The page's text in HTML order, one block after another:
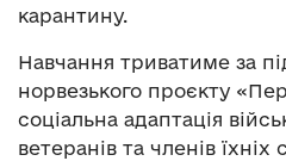
карантину.
Навчання триватиме за
норвезького проєкту
соціальна адаптація
ветеранів та членів їхніх